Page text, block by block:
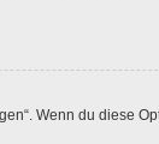
Wenn du diese